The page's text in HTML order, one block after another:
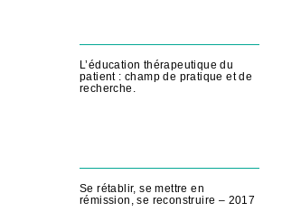
L’éducation thérapeutique du
patient : champ de pratique et de
recherche.
Se rétablir, se mettre en
rémission, se reconstruire – 2017